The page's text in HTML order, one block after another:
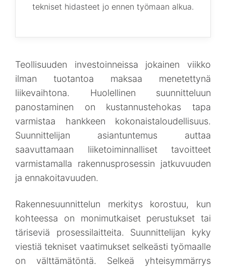
tekniset hidasteet jo ennen työmaan alkua.
Teollisuuden investoinneissa jokainen viikko
ilman tuotantoa maksaa menetettynä
liikevaihtona. Huolellinen suunnitteluun
panostaminen on kustannustehokas tapa
varmistaa hankkeen kokonaistaloudellisuus.
Suunnittelijan asiantuntemus auttaa
saavuttamaan liiketoiminnalliset tavoitteet
varmistamalla rakennusprosessin jatkuvuuden
ja ennakoitavuuden.
Rakennesuunnittelun merkitys korostuu, kun
kohteessa on monimutkaiset perustukset tai
täriseviä prosessilaitteita. Suunnittelijan kyky
viestiä tekniset vaatimukset selkeästi työmaalle
on välttämätöntä. Selkeä yhteisymmärrys